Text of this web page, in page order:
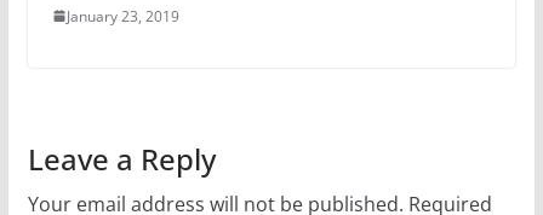
January 23, 2019
Leave a Reply
Your email address will not be published. Required